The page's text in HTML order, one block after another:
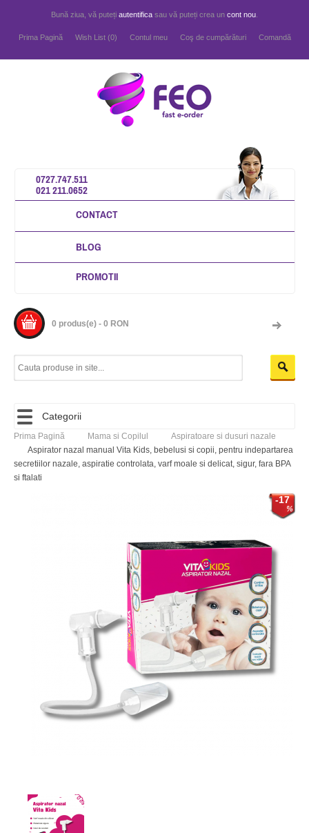
Bună ziua, vă puteți autentifica sau vă puteți crea un cont nou
Prima Pagină Wish List (0) Contul meu Coş de cumpărături Comandă
0727.747.511
021 211.0652
CONTACT
BLOG
PROMOTII
0 produs(e) - 0 RON
Categorii
Prima Pagină Mama si Copilul
Aspiratoare si dusuri nazale
Aspirator nazal manual Vita Kids, bebelusi si copii, pentru indepartarea
secretiilor nazale, aspiratie controlata, varf moale si delicat, sigur, fara BPA
si ftalati
-17